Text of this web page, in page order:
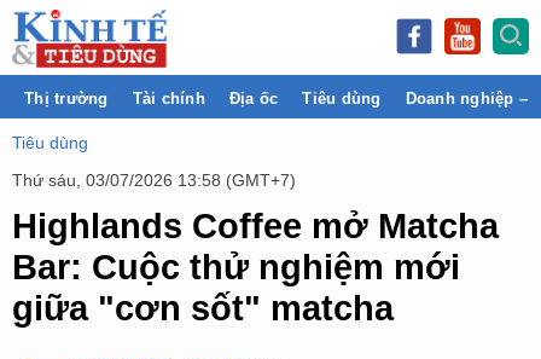
Thị trường Tài chính Địa ốc Tiêu dùng Doanh nghiệp –
Tiêu dùng
Thứ sáu, 03/07/2026 13:58 (GMT+7)
Highlands Coffee mở Matcha
Bar: Cuộc thử nghiệm mới
giữa "cơn sốt" matcha